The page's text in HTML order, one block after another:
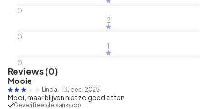
0
2
0
1
0
Reviews (0)
Mooie
Linda - 13. dec. 2025
Mooi, maar blijven niet zo goed zitten
Geverifieerde aankoop